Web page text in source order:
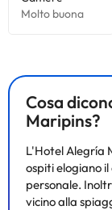
Alcuni dei servizi
Cosa
Maripins?
L'Hotel Alegría
ospiti elogiano
personale.
vicino alla